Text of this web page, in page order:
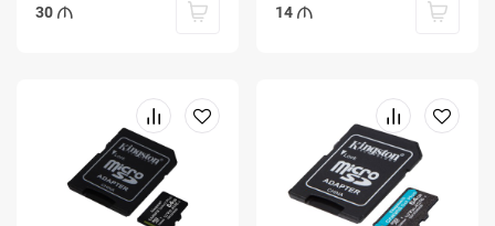
ADP
30
14